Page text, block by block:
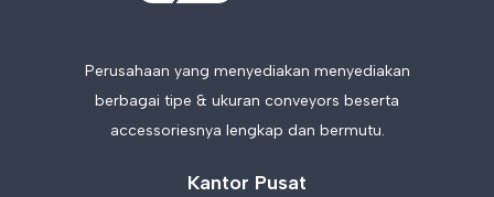
Perusahaan yang menyediakan menyediakan
berbagai tipe & ukuran conveyors beserta
accessoriesnya lengkap dan bermutu.
Kantor Pusat